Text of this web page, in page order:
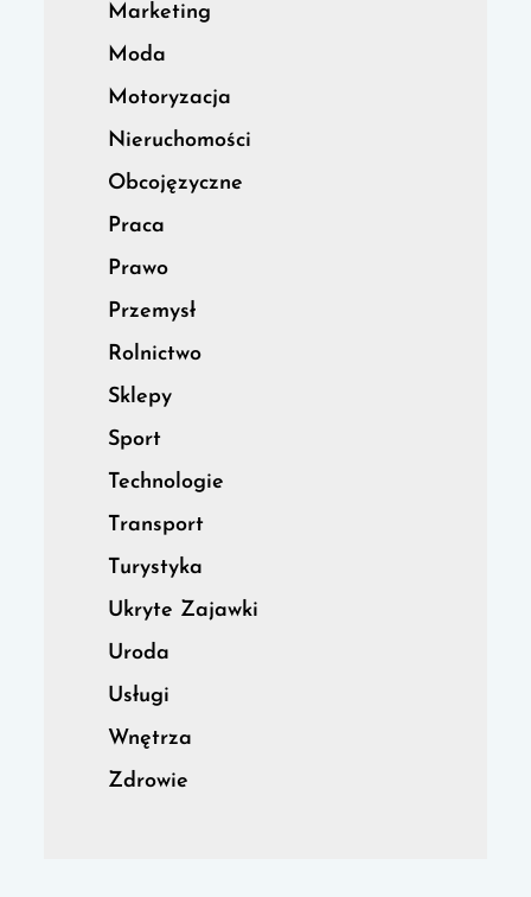
Marketing
Moda
Motoryzacja
Nieruchomości
Obcojęzyczne
Praca
Prawo
Przemysł
Rolnictwo
Sklepy
Sport
Technologie
Transport
Turystyka
Ukryte Zajawki
Uroda
Usługi
Wnętrza
Zdrowie